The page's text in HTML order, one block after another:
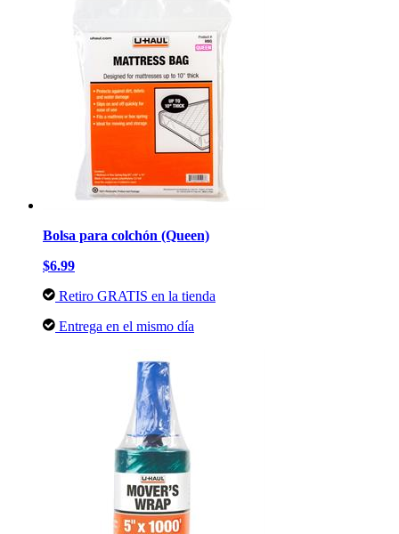
Bolsa para colchón (Queen)
$6.99
Retiro GRATIS en la tienda
Entrega en el mismo día